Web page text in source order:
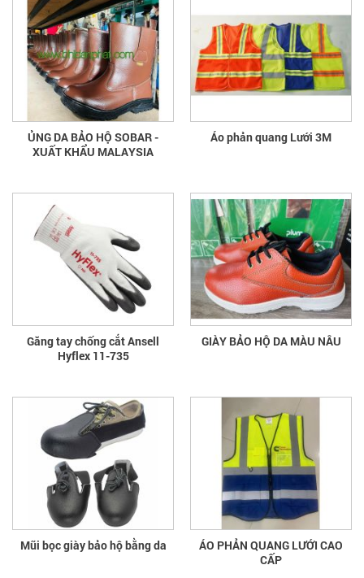
ỦNG DA BẢO HỘ SOBAR -
XUẤT KHẨU MALAYSIA
Áo phản quang Lưới 3M
Găng tay chống cắt Ansell
Hyflex 11-735
GIÀY BẢO HỘ DA MÀU NÂU
Mũi bọc giày bảo hộ bằng da
ÁO PHẢN QUANG LƯỚI CAO
CẤP